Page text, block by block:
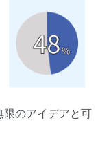
のアイデアと可